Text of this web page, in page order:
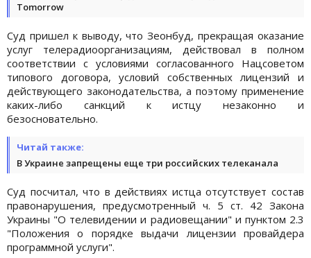
Tomorrow
Суд пришел к выводу, что Зеонбуд, прекращая оказание
услуг телерадиоорганизациям, действовал в полном
соответствии с условиями согласованного Нацсоветом
типового договора, условий собственных лицензий и
действующего законодательства, а поэтому применение
каких-либо санкций к истцу незаконно и
безосновательно.
Читай также:
В Украине запрещены еще три российских телеканала
Суд посчитал, что в действиях истца отсутствует состав
правонарушения, предусмотренный ч. 5 ст. 42 Закона
Украины "О телевидении и радиовещании" и пунктом 2.3
"Положения о порядке выдачи лицензии провайдера
программной услуги".